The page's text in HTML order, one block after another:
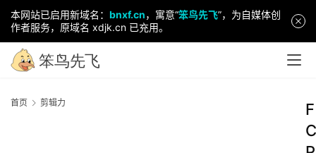
本网站已启用新域名： bnxf.cn，寓意“笨鸟先飞”，为自媒体创
作者服务，原域名 xdjk.cn 已充用。
首页 剪辑力
F
C